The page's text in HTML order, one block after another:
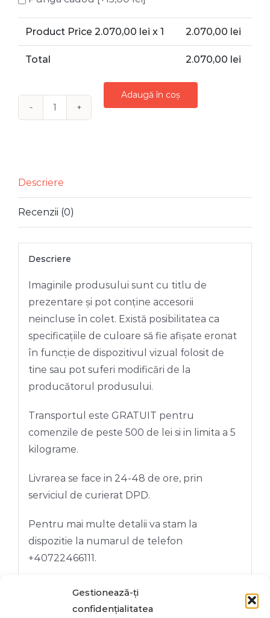
Gestionează-ți
confidențialitatea
Product Price 2.070,00 lei x 1 2.070,00 lei
Total 2.070,00 lei
MOS
CRACIUN
127
Adaugă în coș
Descriere
Recenzii (0)
Descriere
Imaginile produsului sunt cu titlu de
prezentare și pot conține accesorii
neincluse în colet. Există posibilitatea ca
specificațiile de culoare să fie afișate eronat
în funcție de dispozitivul vizual folosit de
tine sau pot suferi modificări de la
producătorul produsului.
Transportul este GRATUIT pentru
comenzile de peste 500 de lei si in limita a 5
kilograme.
Livrarea se face in 24-48 de ore, prin
serviciul de curierat DPD.
Pentru mai multe detalii va stam la
dispozitie la numarul de telefon
+40722466111.